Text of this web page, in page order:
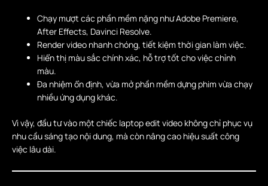
Chạy mượt các phần mềm nặng như Adobe Premiere,
After Effects, Davinci Resolve.
Render video nhanh chóng, tiết kiệm thời gian làm việc.
Hiển thị màu sắc chính xác, hỗ trợ tốt cho việc chỉnh
màu.
Đa nhiệm ổn định, vừa mở phần mềm dựng phim vừa chạy
nhiều ứng dụng khác.
Vì vậy, đầu tư vào một chiếc laptop edit video không chỉ phục vụ
nhu cầu sáng tạo nội dung, mà còn nâng cao hiệu suất công
việc lâu dài.